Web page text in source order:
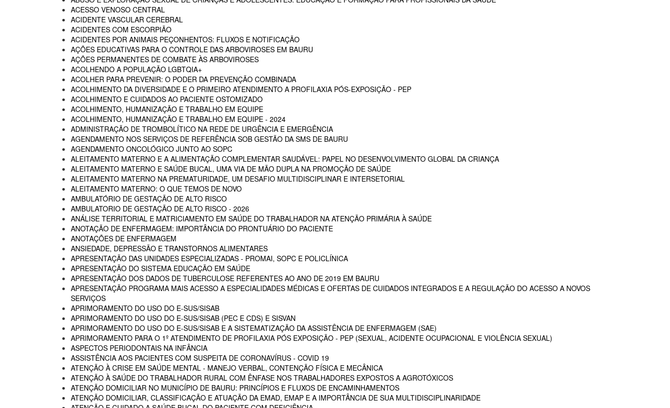
ACESSO VENOSO CENTRAL
ACIDENTE VASCULAR CEREBRAL
ACIDENTES COM ESCORPIÃO
ACIDENTES POR ANIMAIS PEÇONHENTOS: FLUXOS E NOTIFICAÇÃO
AÇÕES EDUCATIVAS PARA O CONTROLE DAS ARBOVIROSES EM BAURU
AÇÕES PERMANENTES DE COMBATE ÀS ARBOVIROSES
ACOLHENDO A POPULAÇÃO LGBTQIA+
ACOLHER PARA PREVENIR: O PODER DA PREVENÇÃO COMBINADA
ACOLHIMENTO DA DIVERSIDADE E O PRIMEIRO ATENDIMENTO A PROFILAXIA PÓS-EXPOSIÇÃO - PEP
ACOLHIMENTO E CUIDADOS AO PACIENTE OSTOMIZADO
ACOLHIMENTO, HUMANIZAÇÃO E TRABALHO EM EQUIPE
ACOLHIMENTO, HUMANIZAÇÃO E TRABALHO EM EQUIPE - 2024
ADMINISTRAÇÃO DE TROMBOLÍTICO NA REDE DE URGÊNCIA E EMERGÊNCIA
AGENDAMENTO NOS SERVIÇOS DE REFERÊNCIA SOB GESTÃO DA SMS DE BAURU
AGENDAMENTO ONCOLÓGICO JUNTO AO SOPC
ALEITAMENTO MATERNO E A ALIMENTAÇÃO COMPLEMENTAR SAUDÁVEL: PAPEL NO DESENVOLVIMENTO GLOBAL DA CRIANÇA
ALEITAMENTO MATERNO E SAÚDE BUCAL, UMA VIA DE MÃO DUPLA NA PROMOÇÃO DE SAÚDE
ALEITAMENTO MATERNO NA PREMATURIDADE, UM DESAFIO MULTIDISCIPLINAR E INTERSETORIAL
ALEITAMENTO MATERNO: O QUE TEMOS DE NOVO
AMBULATÓRIO DE GESTAÇÃO DE ALTO RISCO
AMBULATORIO DE GESTAÇÃO DE ALTO RISCO - 2026
ANÁLISE TERRITORIAL E MATRICIAMENTO EM SAÚDE DO TRABALHADOR NA ATENÇÃO PRIMÁRIA À SAÚDE
ANOTAÇÃO DE ENFERMAGEM: IMPORTÂNCIA DO PRONTUÁRIO DO PACIENTE
ANOTAÇÕES DE ENFERMAGEM
ANSIEDADE, DEPRESSÃO E TRANSTORNOS ALIMENTARES
APRESENTAÇÃO DAS UNIDADES ESPECIALIZADAS - PROMAI, SOPC E POLICLÍNICA
APRESENTAÇÃO DO SISTEMA EDUCAÇÃO EM SAÚDE
APRESENTAÇÃO DOS DADOS DE TUBERCULOSE REFERENTES AO ANO DE 2019 EM BAURU
APRESENTAÇÃO PROGRAMA MAIS ACESSO A ESPECIALIDADES MÉDICAS E OFERTAS DE CUIDADOS INTEGRADOS E A REGULAÇÃO DO ACESSO A NOVOS
SERVIÇOS
APRIMORAMENTO DO USO DO E-SUS/SISAB
APRIMORAMENTO DO USO DO E-SUS/SISAB (PEC E CDS) E SISVAN
APRIMORAMENTO DO USO DO E-SUS/SISAB E A SISTEMATIZAÇÃO DA ASSISTÊNCIA DE ENFERMAGEM (SAE)
APRIMORAMENTO PARA O 1º ATENDIMENTO DE PROFILAXIA PÓS EXPOSIÇÃO - PEP (SEXUAL, ACIDENTE OCUPACIONAL E VIOLÊNCIA SEXUAL)
ASPECTOS PERIODONTAIS NA INFÂNCIA
ASSISTÊNCIA AOS PACIENTES COM SUSPEITA DE CORONAVÍRUS - COVID 19
ATENÇÃO À CRISE EM SAÚDE MENTAL - MANEJO VERBAL, CONTENÇÃO FÍSICA E MECÂNICA
ATENÇÃO À SAÚDE DO TRABALHADOR RURAL COM ÊNFASE NOS TRABALHADORES EXPOSTOS A AGROTÓXICOS
ATENÇÃO DOMICILIAR NO MUNICÍPIO DE BAURU: PRINCÍPIOS E FLUXOS DE ENCAMINHAMENTOS
ATENÇÃO DOMICILIAR, CLASSIFICAÇÃO E ATUAÇÃO DA EMAD, EMAP E A IMPORTÂNCIA DE SUA MULTIDISCIPLINARIDADE